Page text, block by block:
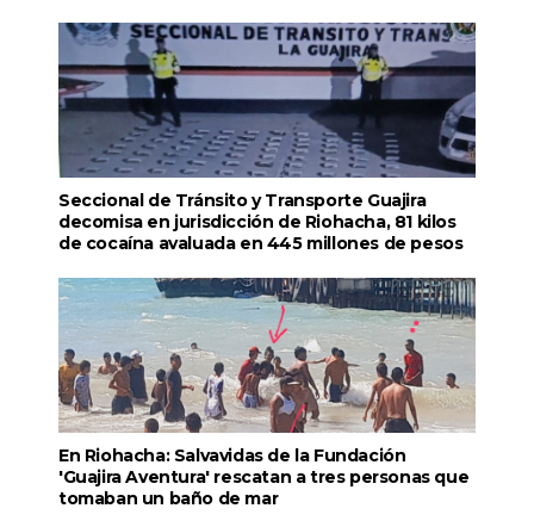
Seccional de Tránsito y Transporte Guajira
decomisa en jurisdicción de Riohacha, 81 kilos
de cocaína avaluada en 445 millones de pesos
En Riohacha: Salvavidas de la Fundación
'Guajira Aventura' rescatan a tres personas que
tomaban un baño de mar